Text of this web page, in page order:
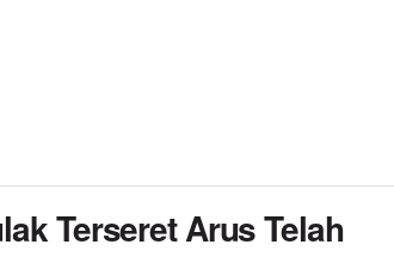
Terseret Arus Telah